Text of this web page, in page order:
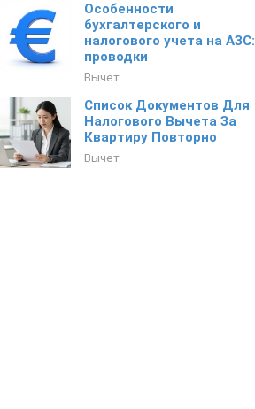
Особенности
бухгалтерского и
налогового учета на АЗС:
проводки
Вычет
Список Документов Для
Налогового Вычета За
Квартиру Повторно
Вычет